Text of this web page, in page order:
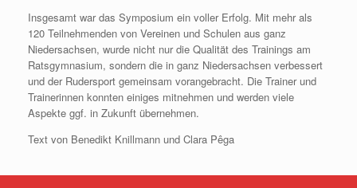
Insgesamt war das Symposium ein voller Erfolg. Mit mehr als
120 Teilnehmenden von Vereinen und Schulen aus ganz
Niedersachsen, wurde nicht nur die Qualität des Trainings am
Ratsgymnasium, sondern die in ganz Niedersachsen verbessert
und der Rudersport gemeinsam vorangebracht. Die Trainer und
Trainerinnen konnten einiges mitnehmen und werden viele
Aspekte ggf. in Zukunft übernehmen.
Text von Benedikt Knillmann und Clara Pêga